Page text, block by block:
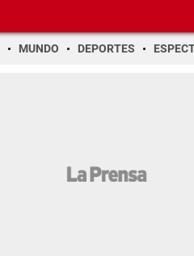
MUNDO DEPORTES